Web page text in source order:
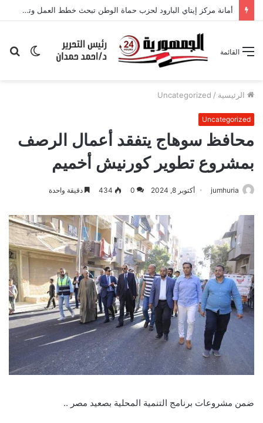
الوضع
القائمة
الرئيسية /
Uncategorized
Uncategorized
محافظ سوهاج يتفقد أعمال الرصف
بمشروع تطوير كورنيش أخميم
jumhuria أكتوبر 8, 2024 0
434 دقيقة واحدة
ضمن مشروعات برنامج التنمية المحلية بصعيد مصر ..